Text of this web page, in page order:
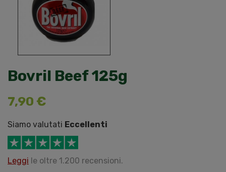
Bovril Beef 125g
7,90 €
Siamo valutati Eccellenti
Leggi le oltre 1.200 recensioni.